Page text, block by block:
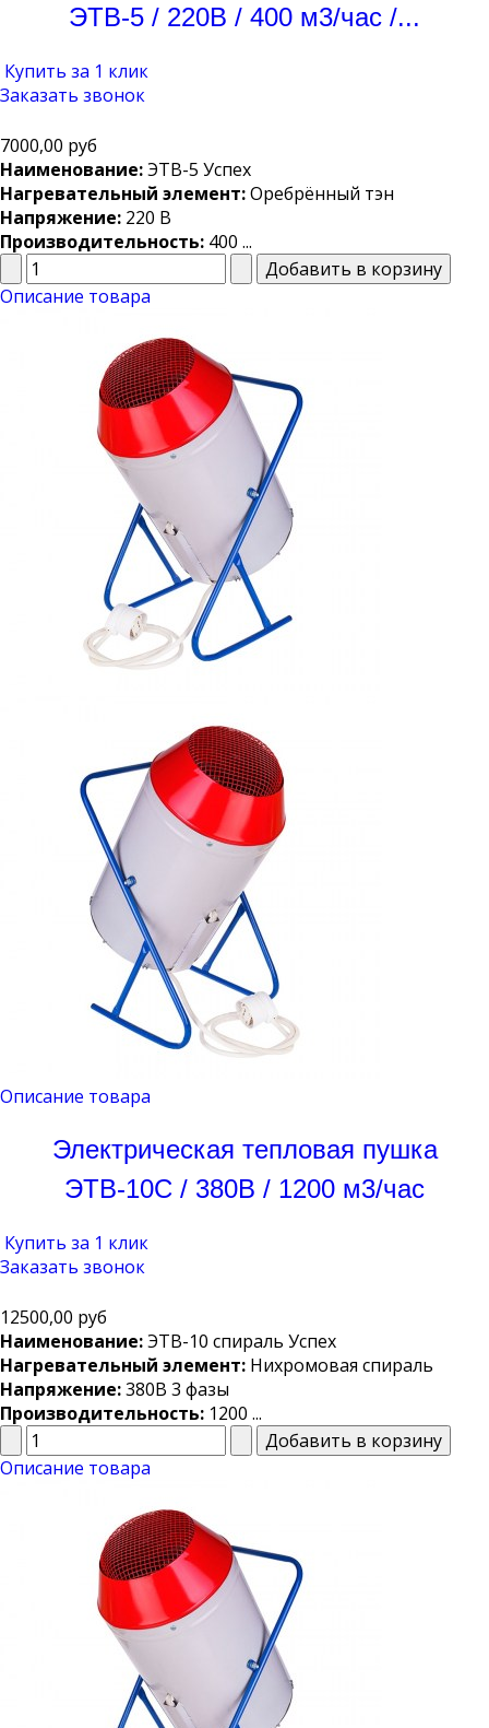
ЭТВ-5 / 220В / 400 м3/час /...
Купить за 1 клик
Заказать звонок
7000,00 руб
Наименование:ЭТВ-5 Успех
Нагревательный элемент:Оребрённый тэн
Напряжение: 220 В
Производительность: 400 ...
Описание товара
Описание товара
Электрическая тепловая пушка
ЭТВ-10С / 380В / 1200 м3/час
Купить за 1 клик
Заказать звонок
12500,00 руб
Наименование:ЭТВ-10 спираль Успех
Нагревательный элемент: Нихромовая спираль
Напряжение:380В 3 фазы
Производительность: 1200 ...
Описание товара